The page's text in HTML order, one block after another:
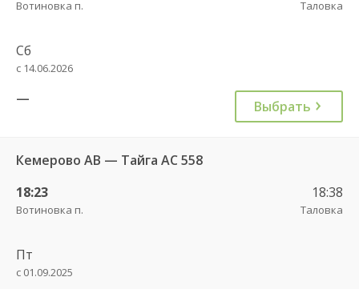
Вотиновка п. Таловка
Сб
с 14.06.2026
— Выбрать
Кемерово АВ — Тайга АС 558
18:23
Вотиновка п.
18:38
Таловка
Пт
с 01.09.2025